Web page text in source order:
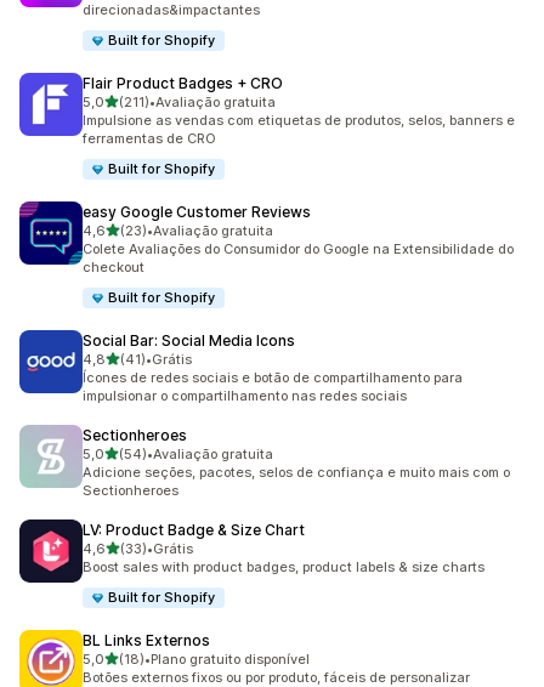
direcionadas&impactantes
Built for Shopify
Flair Product Badges + CRO
5,0de 5 estrelas
(211)
211 avaliações ao todo
•Avaliação gratuita
Impulsione as vendas com etiquetas de produtos, selos, banners e
ferramentas de CRO
Built for Shopify
easy Google Customer Reviews
4,6de 5 estrelas
(23)
23 avaliações ao todo
•Avaliação gratuita
Colete Avaliações do Consumidor do Google na Extensibilidade do
checkout
Built for Shopify
Social Bar: Social Media Icons
4,8de 5 estrelas
(41)
41 avaliações ao todo
•Grátis
Ícones de redes sociais e botão de compartilhamento para
impulsionar o compartilhamento nas redes sociais
Sectionheroes
5,0de 5 estrelas
(54)
54 avaliações ao todo
•Avaliação gratuita
Adicione seções, pacotes, selos de confiança e muito mais com o
Sectionheroes
LV: Product Badge & Size Chart
4,6de 5 estrelas
(33)
33 avaliações ao todo
•Grátis
Boost sales with product badges, product labels & size charts
Built for Shopify
BL Links Externos
5,0de 5 estrelas
(18)
18 avaliações ao todo
•Plano gratuito disponível
Botões externos fixos ou por produto, fáceis de personalizar